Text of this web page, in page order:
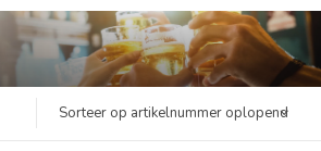
Sorteer op artikelnummer oplopend